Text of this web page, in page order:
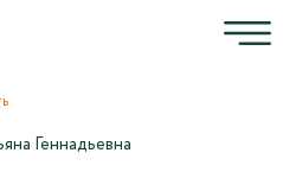
Геннадьевна